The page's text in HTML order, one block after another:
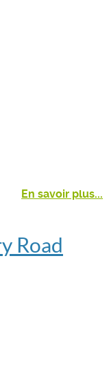
En savoir plus...
Road